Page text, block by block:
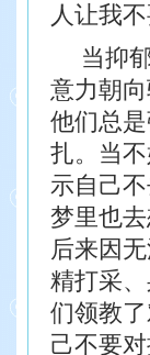
人让我
当抑
意力朝向
他们总
扎。当不
示自己
梦里也去
后来因
精打采
们领教
己不要